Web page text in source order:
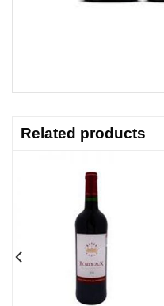
Related products